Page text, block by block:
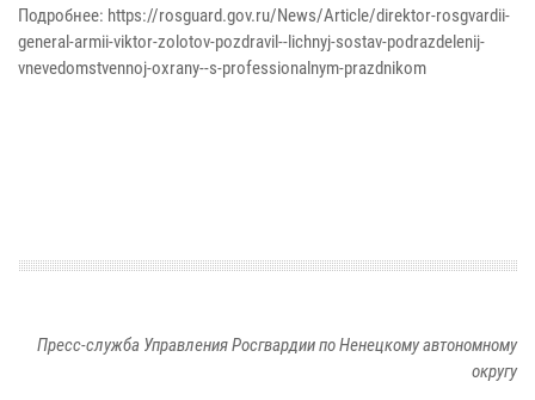
Подробнее: https://rosguard.gov.ru/News/Article/direktor-rosgvardii-
general-armii-viktor-zolotov-pozdravil--lichnyj-sostav-podrazdelenij-
vnevedomstvennoj-oxrany--s-professionalnym-prazdnikom
Пресс-служба Управления Росгвардии по Ненецкому автономному
округу